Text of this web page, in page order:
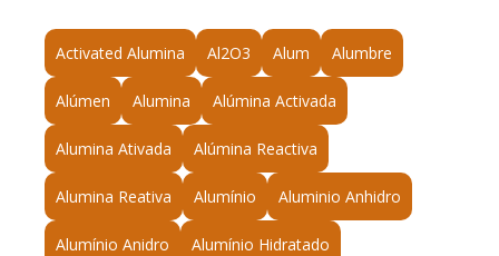
Activated Alumina Al2O3 Alum Alumbre
Alúmen Alumina Alúmina Activada
Alumina Ativada Alúmina Reactiva
Alumina Reativa Alumínio Aluminio Anhidro
Alumínio Anidro Alumínio Hidratado